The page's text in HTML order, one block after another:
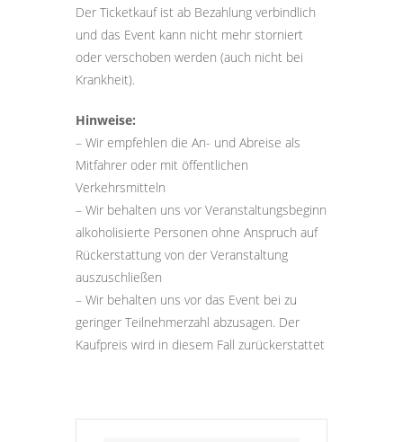
Der Ticketkauf ist ab Bezahlung verbindlich
und das Event kann nicht mehr storniert
oder verschoben werden (auch nicht bei
Krankheit).
Hinweise:
– Wir empfehlen die An- und Abreise als
Mitfahrer oder mit öffentlichen
Verkehrsmitteln
– Wir behalten uns vor Veranstaltungsbeginn
alkoholisierte Personen ohne Anspruch auf
Rückerstattung von der Veranstaltung
auszuschließen
– Wir behalten uns vor das Event bei zu
geringer Teilnehmerzahl abzusagen. Der
Kaufpreis wird in diesem Fall zurückerstattet